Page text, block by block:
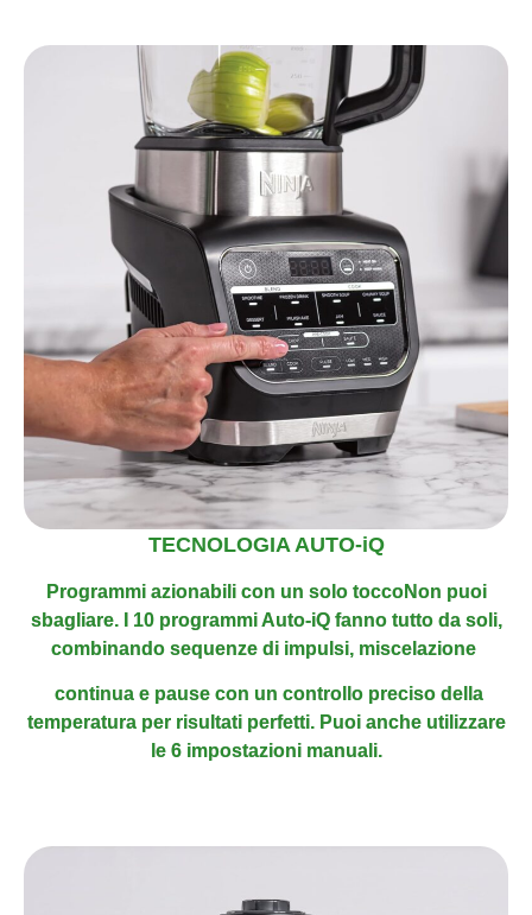
TECNOLOGIA AUTO-iQ
Programmi azionabili con un solo toccoNon puoi
sbagliare. I 10 programmi Auto-iQ fanno tutto da soli,
combinando sequenze di impulsi, miscelazione
continua e pause con un controllo preciso della
temperatura per risultati perfetti. Puoi anche utilizzare
le 6 impostazioni manuali.